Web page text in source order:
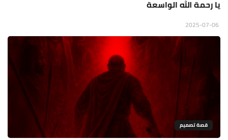
يا رحمة الله الواسعة
قصة تصميم